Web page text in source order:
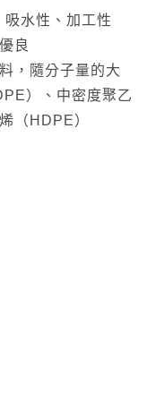
水性、加工性
良
，隨分子量的大
）、中密度聚乙
（HDPE）